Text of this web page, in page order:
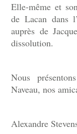
Elle-même et
de Lacan dans
auprès de
dissolution.
Nous
Naveau, nos
Alexandre